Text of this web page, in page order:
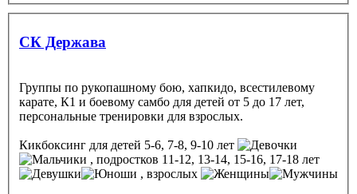
СК Держава
Группы по рукопашному бою, хапкидо, всестилевому
карате, К1 и боевому самбо для детей от 5 до 17 лет,
персональные тренировки для взрослых.
Кикбоксинг для детей 5-6, 7-8, 9-10 лет
, подростков 11-12, 13-14, 15-16, 17-18 лет
, взрослых